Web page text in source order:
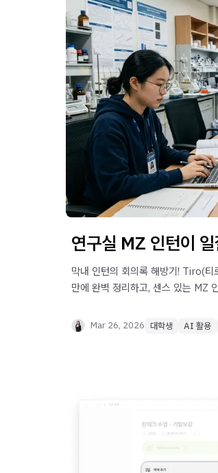
연구실 MZ 인턴이
막내 인턴의 회의록 해방기! Tiro(
만에 완벽 정리하고, 센스 있는 MZ
Mar 26, 2026 대학생 AI 활용